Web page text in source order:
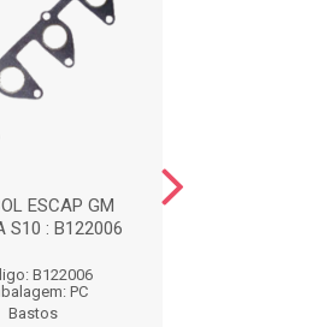
ESCAP GM
S10 : B122006
B122006
PC
Bastos